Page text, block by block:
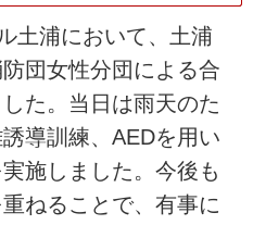
土浦において、土浦
団女性分団による合
た。当日は雨天のた
導訓練、AEDを用い
施しました。今後も
ねることで、有事に